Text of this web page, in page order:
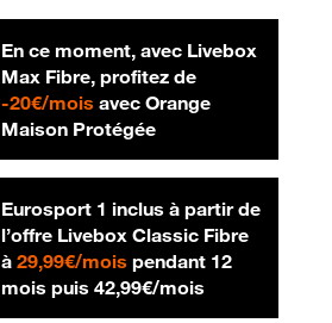
En ce moment, avec Livebox
Max Fibre, profitez de
-20€/mois20 € par mois
avec Orange
Maison Protégée
Eurosport 1 inclus à partir de
l’offre Livebox Classic Fibre
à 29,99€/mois29,99 € par mois
pendant 12
mois puis 42,99€/mois42,99 € par